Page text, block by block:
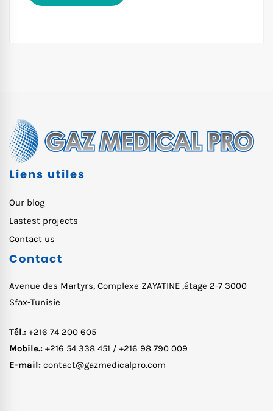
Liens utiles
Our blog
Lastest projects
Contact us
Contact
Avenue des Martyrs, Complexe ZAYATINE ,étage 2-7 3000
Sfax-Tunisie
Tél.: +216 74 200 605
Mobile.: +216 54 338 451 / +216 98 790 009
E-mail: contact@gazmedicalpro.com